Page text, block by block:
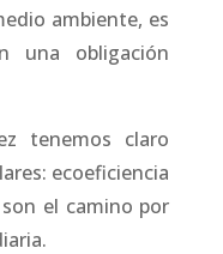
ambiente, es
una obligación
tenemos claro
ecoeficiencia
el camino por